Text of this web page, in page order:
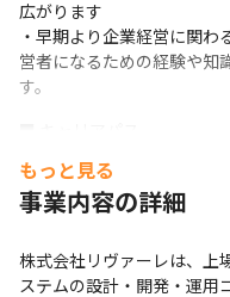
広がります
・早期より企業経営に関
営者になるための経験や知
す。
メンバーのやりたいことや
戦略にもとづき、経営者に
もっと見る
事業内容の詳細
株式会社リヴァーレは、上
ステムの設計・開発・運用